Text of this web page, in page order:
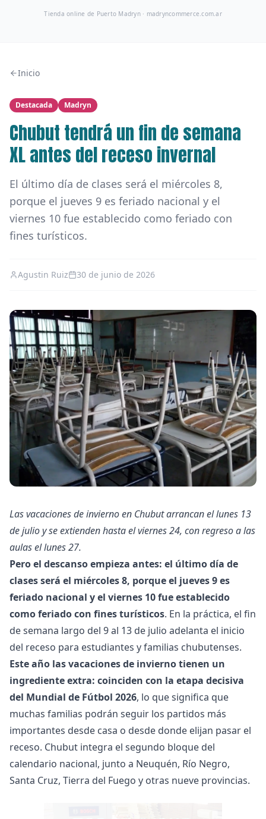
Tienda online de Puerto Madryn · madryncommerce.com.ar
Inicio
Destacada Madryn
Chubut tendrá un fin de semana
XL antes del receso invernal
El último día de clases será el miércoles 8,
porque el jueves 9 es feriado nacional y el
viernes 10 fue establecido como feriado con
fines turísticos.
Agustin Ruiz 30 de junio de 2026
Las vacaciones de invierno en Chubut arrancan el lunes 13
de julio y se extienden hasta el viernes 24, con regreso a las
aulas el lunes 27.
Pero el descanso empieza antes: el último día de
clases será el miércoles 8, porque el jueves 9 es
feriado nacional y el viernes 10 fue establecido
como feriado con fines turísticos. En la práctica, el fin
de semana largo del 9 al 13 de julio adelanta el inicio
del receso para estudiantes y familias chubutenses.
Este año las vacaciones de invierno tienen un
ingrediente extra: coinciden con la etapa decisiva
del Mundial de Fútbol 2026, lo que significa que
muchas familias podrán seguir los partidos más
importantes desde casa o desde donde elijan pasar el
receso. Chubut integra el segundo bloque del
calendario nacional, junto a Neuquén, Río Negro,
Santa Cruz, Tierra del Fuego y otras nueve provincias.